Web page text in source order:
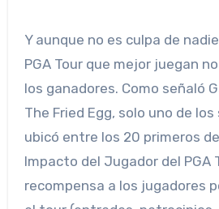
Y aunque no es culpa de
PGA Tour que mejor juegan
los ganadores. Como señaló
The Fried Egg, solo uno de
ubicó entre los 20 primeros
Impacto del Jugador del PGA
recompensa a los jugadores